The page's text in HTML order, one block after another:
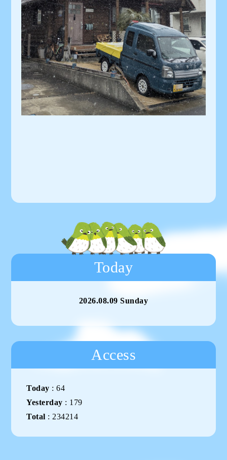
Today
2026.08.09 Sunday
Access
Today :64
Yesterday : 179
Total : 234214